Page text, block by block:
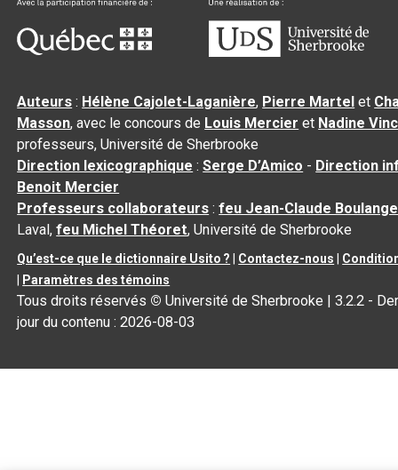
Auteurs : Hélène Cajolet-Laganière, Pierre Martel et
Masson, avec le concours de Louis Mercier et Nadine
professeurs, Université de Sherbrooke
Direction lexicographique :Serge D’Amico - Direction
Benoit Mercier
Professeurs collaborateurs :feu Jean-Claude
Laval,feu Michel Théoret, Université de Sherbrooke
Qu’est-ce que le dictionnaire Usito ? Contactez-nous
Paramètres des témoins
Tous droits réservés © Université de Sherbrooke |3.2.2 -
jour du contenu :2026-08-03